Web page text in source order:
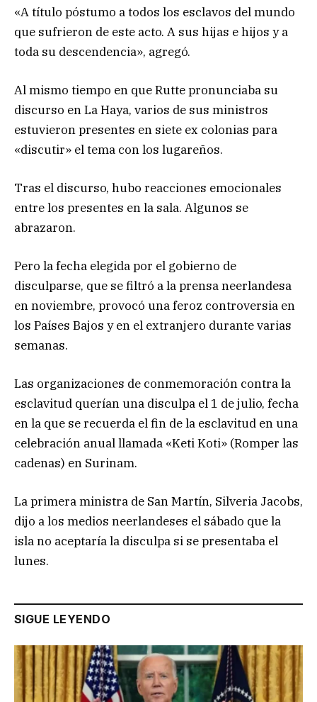
«A título póstumo a todos los esclavos del mundo
que sufrieron de este acto. A sus hijas e hijos y a
toda su descendencia», agregó.
Al mismo tiempo en que Rutte pronunciaba su
discurso en La Haya, varios de sus ministros
estuvieron presentes en siete ex colonias para
«discutir» el tema con los lugareños.
Tras el discurso, hubo reacciones emocionales
entre los presentes en la sala. Algunos se
abrazaron.
Pero la fecha elegida por el gobierno de
disculparse, que se filtró a la prensa neerlandesa
en noviembre, provocó una feroz controversia en
los Países Bajos y en el extranjero durante varias
semanas.
Las organizaciones de conmemoración contra la
esclavitud querían una disculpa el 1 de julio, fecha
en la que se recuerda el fin de la esclavitud en una
celebración anual llamada «Keti Koti» (Romper las
cadenas) en Surinam.
La primera ministra de San Martín, Silveria Jacobs,
dijo a los medios neerlandeses el sábado que la
isla no aceptaría la disculpa si se presentaba el
lunes.
SIGUE LEYENDO